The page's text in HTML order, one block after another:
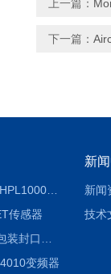
上一篇：
下一篇：
合福HAWO HPL1000AS封口机
传感器
变频器
新
新闻
技术